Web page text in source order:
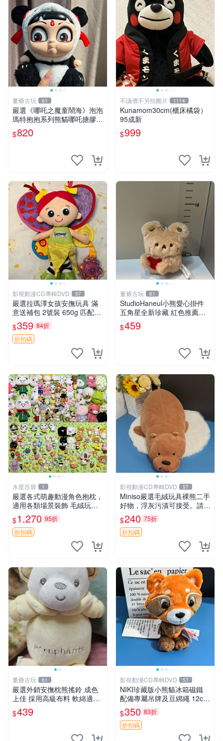
董爺古玩 61
嚴選《哪吒之魔童鬧海》泡泡
瑪特抱抱系列熊貓哪吒搪膠臉
毛絨， STATE：如圖顯示 哪
吒 毛絨公仔 泡泡瑪特
$820
不議價不另拍圖片 1114
Kunamom30cm(櫃床橘袋）
95成新
$999
影視動漫CD專輯DVD 57
嚴選拉瑪澤女孩安撫玩具 滿
意送補包 2號裝 650g 匹配嬰
幼童舒壓好伴侶 女孩專用 安
心選擇 安撫玩偶 衝包 玩具
$359 84折
折扣碼
董爺古玩 61
StudioHaneul小熊愛心掛件
五角星全新珍藏 紅色推薦收
藏 玩具掛飾 掛件 新品
$459
水星百貨 1
嚴選各式萌趣動漫角色抱枕，
適用各類場景裝飾 毛絨玩
具、卡通抱枕、趣味玩偶
$1,270 95折
折扣碼
影視動漫CD專輯DVD 57
Miniso嚴選毛絨玩具裸熊二手
好物，浮灰污漬可接受。請詳
閱照片再下單，售出不退不
換。全新品相收藏推薦。 裸
熊 毛絨玩具 收藏
$240 75折
折扣碼
董爺古玩 61
嚴選外銷安撫枕熊搖鈴 成色
上佳 採用高級布料 軟綿適合
收藏 安心選購 安撫枕 熊玩具
搖鈴
$439
影視動漫CD專輯DVD 57
NIKI珍藏版小熊貓冰箱磁鐵
配備專屬吊牌及豆綁繩 12cm
廢品嚴選 好評推薦 小熊貓冰
箱貼 磁鐵掛件 冰箱飾品
$350 83折
折扣碼